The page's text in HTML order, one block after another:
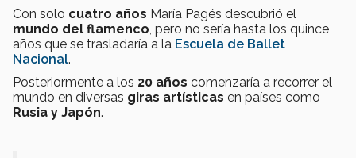
Con solo cuatro años María Pagés descubrió el
mundo del flamenco, pero no sería hasta los quince
años que se trasladaría a la Escuela de Ballet
Nacional.
Posteriormente a los 20 años comenzaría a recorrer el
mundo en diversas giras artísticas en países como
Rusia y Japón.